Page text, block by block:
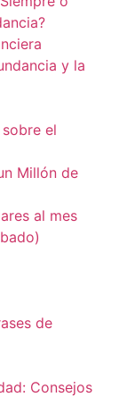
y la
el
Millón de
al mes
de
Consejos